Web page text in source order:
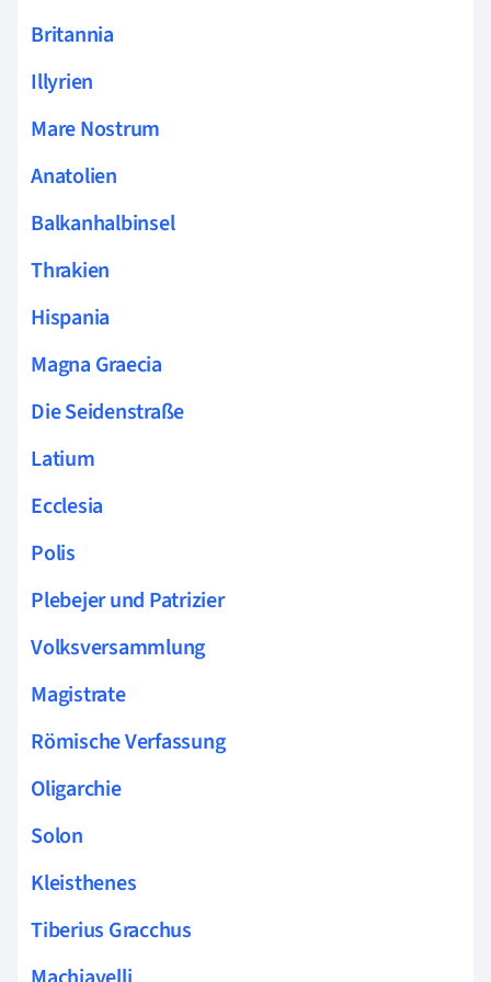
Britannia
Illyrien
Mare Nostrum
Anatolien
Balkanhalbinsel
Thrakien
Hispania
Magna Graecia
Die Seidenstraße
Latium
Ecclesia
Polis
Plebejer und Patrizier
Volksversammlung
Magistrate
Römische Verfassung
Oligarchie
Solon
Kleisthenes
Tiberius Gracchus